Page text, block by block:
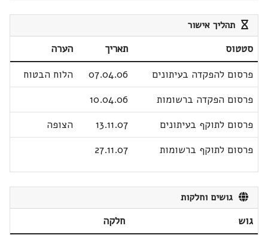
תהליך אישור
סטטוס תאריך
הערה
פרסום להפקדה בעיתונים
07.04.06
הלוח הבטוח
פרסום הפקדה ברשומות
10.04.06
פרסום לתוקף בעיתונים
13.11.07
הצופה
פרסום לתוקף ברשומות
27.11.07
גושים וחלקות
גוש
חלקה